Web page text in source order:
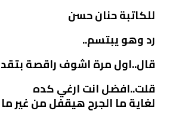
للكاتبة حنان حسن
رد وهو يبتسم..
قال..اول مرة اشوف راقصة
قلت..افضل انت ارغي كده
لغاية ما الجرح هيقفل من غير